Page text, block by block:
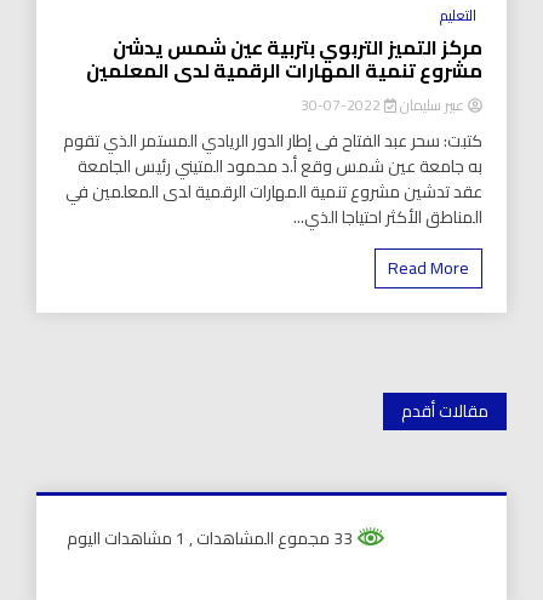
التعليم
مركز التميز التربوي بتربية عين شمس يدشن
مشروع تنمية المهارات الرقمية لدى المعلمين
عبير سليمان
كتبت: سحر عبد الفتاح فى إطار الدور الريادي المستمر الذي تقوم
به جامعة عين شمس وقع أ.د محمود المتيني رئيس الجامعة
عقد تدشين مشروع تنمية المهارات الرقمية لدى المعلمين في
المناطق الأكثر احتياجا الذي...
Read More
تصفّح
المقالات
مقالات أقدم
, 1 مشاهدات اليوم